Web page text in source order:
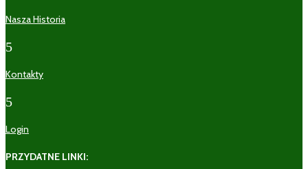
Nasza Historia
5
Kontakty
5
Login
PRZYDATNE LINKI: